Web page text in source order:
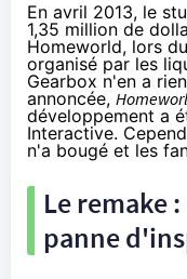
En avril 2013, le
1,35 million de
Homeworld, lors
organisé par les
Gearbox n'en a
annoncée,
développement a
Interactive.
n'a bougé et les
Le remake
panne